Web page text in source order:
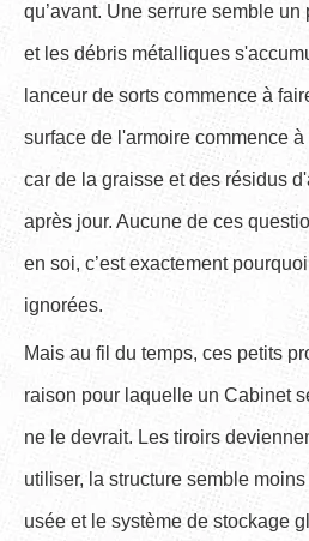
qu’avant. Une serrure semble
et les débris métalliques
lanceur de sorts commence à
surface de l'armoire commence
car de la graisse et des résidus
après jour. Aucune de ces
en soi, c’est exactement
ignorées.
Mais au fil du temps, ces petits
raison pour laquelle un Cabinet
ne le devrait. Les tiroirs
utiliser, la structure semble
usée et le système de stockage